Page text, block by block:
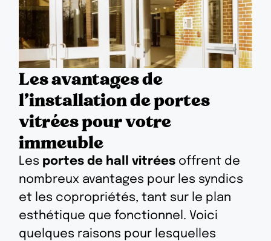
Les avantages de
l'installation de portes
vitrées pour votre
immeuble
Les portes de hall vitrées offrent de
nombreux avantages pour les syndics
et les copropriétés, tant sur le plan
esthétique que fonctionnel. Voici
quelques raisons pour lesquelles